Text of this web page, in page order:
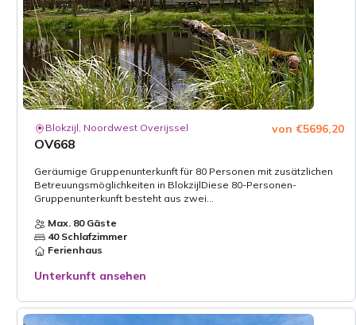
Blokzijl, Noordwest Overijssel
OV668
von €5696,20
Geräumige Gruppenunterkunft für 80 Personen mit zusätzlichen
Betreuungsmöglichkeiten in BlokzijlDiese 80-Personen-
Gruppenunterkunft besteht aus zwei...
Max. 80 Gäste
40 Schlafzimmer
Ferienhaus
Unterkunft ansehen